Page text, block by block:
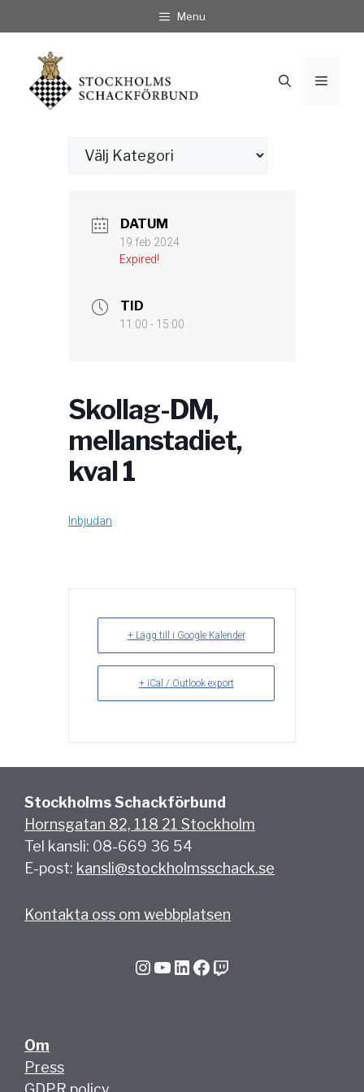
till
innehåll
Menu
Meny
DATUM
19 feb 2024
Expired!
TID
11:00 - 15:00
Skollag-DM,
mellanstadiet,
kval 1
Inbjudan
+ Lägg till i Google Kalender
+ iCal / Outlook export
Stockholms Schackförbund
Hornsgatan 82, 118 21 Stockholm
Tel kansli: 08-669 36 54
E-post: kansli@stockholmsschack.se
Kontakta oss om webbplatsen
InstagramYouTube LinkedIn Facebook Twitch
Om
Press